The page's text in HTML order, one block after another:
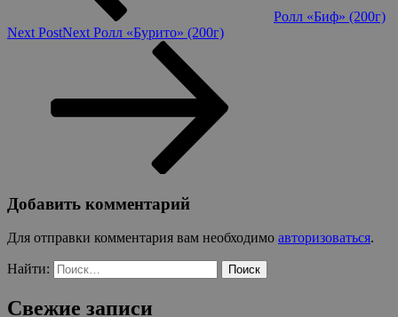
Ролл «Биф» (200г)
Next PostNext Ролл «Бурито» (200г)
Добавить комментарий
Для отправки комментария вам необходимо авторизоваться.
Найти:
Свежие записи